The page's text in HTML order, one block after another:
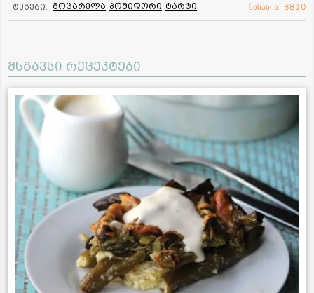
ტეგები: მოცარელა პომიდორი ტარტი ნანახია: 8810
მსგავსი რეცეპტები